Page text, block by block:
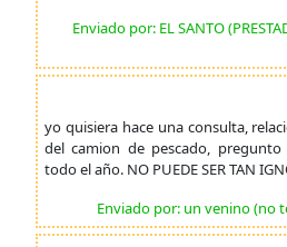
Enviado por: EL SANTO
yo quisiera hace una consulta,
del camion de pescado,
todo el año. NO PUEDE SER TAN
Enviado por: un venino (no